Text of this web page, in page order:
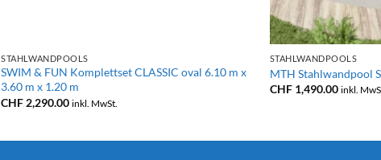
STAHLWANDPOOLS
SWIM & FUN Komplettset CLASSIC oval 6.10 m x
3.60 m x 1.20 m
CHF 2,290.00 inkl. MwSt.
+
STAHLWANDPOOLS
MTH Stahlwandpool
CHF1,490.00 inkl.